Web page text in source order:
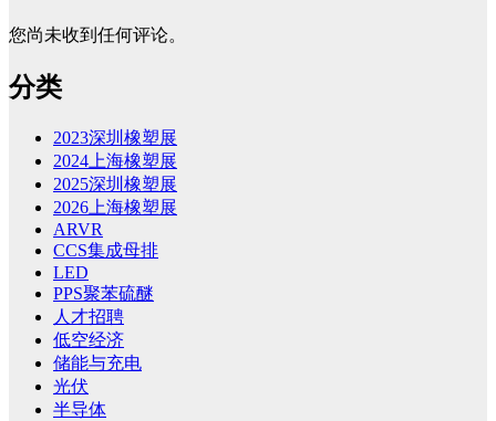
您尚未收到任何评论。
分类
2023深圳橡塑展
2024上海橡塑展
2025深圳橡塑展
2026上海橡塑展
ARVR
CCS集成母排
LED
PPS聚苯硫醚
人才招聘
低空经济
储能与充电
光伏
半导体